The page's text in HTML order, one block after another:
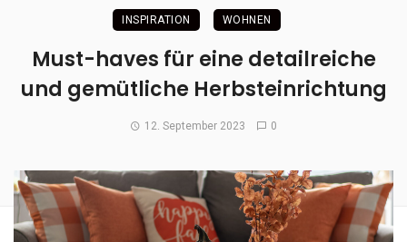
INSPIRATION WOHNEN
Must-haves für eine detailreiche
und gemütliche Herbsteinrichtung
12. September 2023 0